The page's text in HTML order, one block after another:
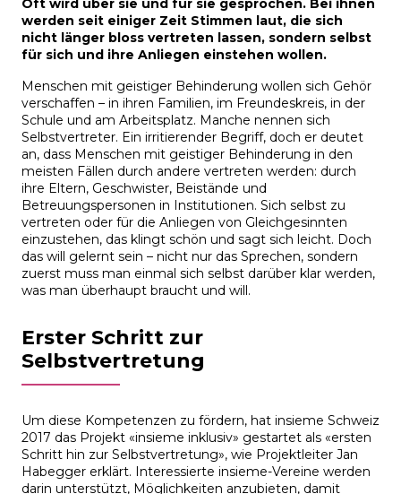
Oft wird über sie und für sie gesprochen. Bei ihnen
werden seit einiger Zeit Stimmen laut, die sich
nicht länger bloss vertreten lassen, sondern selbst
für sich und ihre Anliegen einstehen wollen.
Menschen mit geistiger Behinderung wollen sich Gehör
verschaffen – in ihren Familien, im Freundeskreis, in der
Schule und am Arbeitsplatz. Manche nennen sich
Selbstvertreter. Ein irritierender Begriff, doch er deutet
an, dass Menschen mit geistiger Behinderung in den
meisten Fällen durch andere vertreten werden: durch
ihre Eltern, Geschwister, Beistände und
Betreuungspersonen in Institutionen. Sich selbst zu
vertreten oder für die Anliegen von Gleichgesinnten
einzustehen, das klingt schön und sagt sich leicht. Doch
das will gelernt sein – nicht nur das Sprechen, sondern
zuerst muss man einmal sich selbst darüber klar werden,
was man überhaupt braucht und will.
Erster Schritt zur
Selbstvertretung
Um diese Kompetenzen zu fördern, hat insieme Schweiz
2017 das Projekt «insieme inklusiv» gestartet als «ersten
Schritt hin zur Selbstvertretung», wie Projektleiter Jan
Habegger erklärt. Interessierte insieme-Vereine werden
darin unterstützt, Möglichkeiten anzubieten, damit